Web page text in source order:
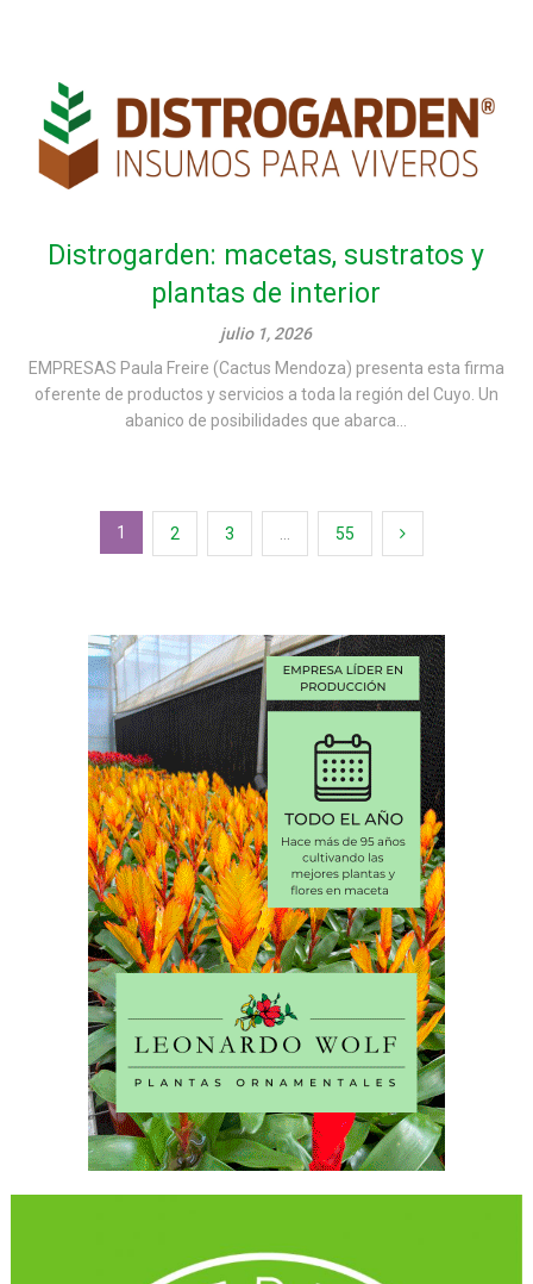
Distrogarden: macetas, sustratos y
plantas de interior
julio 1, 2026
EMPRESAS Paula Freire (Cactus Mendoza) presenta esta firma
oferente de productos y servicios a toda la región del Cuyo. Un
abanico de posibilidades que abarca...
Paginación
1 2 3 55